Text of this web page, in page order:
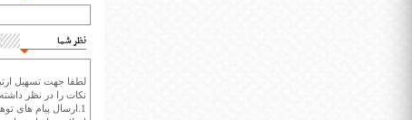
نظر شما
لطفا جهت تسهیل
نکات را در نظر
1.ارسال پیام های